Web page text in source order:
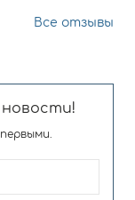
Все отзывы